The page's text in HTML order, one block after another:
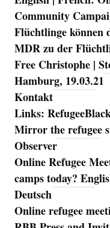
Community
Flüchtlinge können
MDR zu der
Free Christophe |
Hamburg, 19.03.21
Kontakt
Links:
Mirror the refugee
Observer
Online Refugee
camps today?
Deutsch
Online refugee